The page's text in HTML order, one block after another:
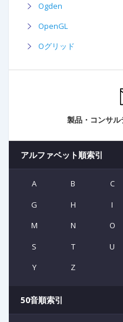
Ogden
OpenGL
Oグリッド
製品・コンサ
アルファベット順索引
A B C
G
H I
M
N O
S
T U
Y
Z
50音順索引